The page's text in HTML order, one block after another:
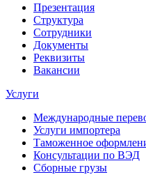
Презентация
Структура
Сотрудники
Документы
Реквизиты
Вакансии
Услуги
Международные
Услуги импортера
Таможенное
Консультации по ВЭД
Сборные грузы